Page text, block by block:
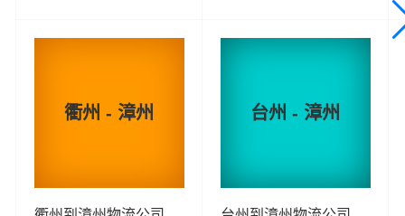
温州
漳州
芗城区,龙文区,龙海区,长泰区,云霄县,漳浦县,诏安
衢州 - 漳州 台州 - 漳州